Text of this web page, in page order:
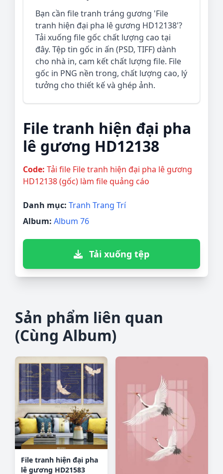
Bạn cần file tranh tráng gương 'File
tranh hiện đại pha lê gương HD12138'?
Tải xuống file gốc chất lượng cao tại
đây. Tệp tin gốc in ấn (PSD, TIFF) dành
cho nhà in, cam kết chất lượng file. File
gốc in PNG nền trong, chất lượng cao, lý
tưởng cho thiết kế và ghép ảnh.
File tranh hiện đại pha
lê gương HD12138
Code: Tải file File tranh hiện đại pha lê gương
HD12138 (gốc) làm file quảng cáo
Danh mục: Tranh Trang Trí
Album: Album 76
Tải xuống tệp
Sản phẩm liên quan
(Cùng Album)
File tranh hiện đại pha
lê gương HD21583